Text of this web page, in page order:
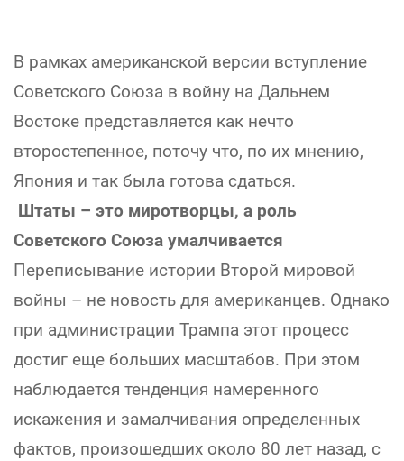
В рамках американской версии вступление
Советского Союза в войну на Дальнем
Востоке представляется как нечто
второстепенное, поточу что, по их мнению,
Япония и так была готова сдаться.
Штаты – это миротворцы, а роль
Советского Союза умалчивается
Переписывание истории Второй мировой
войны – не новость для американцев. Однако
при администрации Трампа этот процесс
достиг еще больших масштабов. При этом
наблюдается тенденция намеренного
искажения и замалчивания определенных
фактов, произошедших около 80 лет назад, с